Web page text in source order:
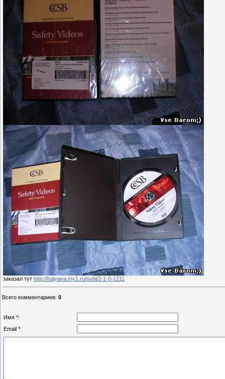
заказал тут http://halyava.my1.ru/publ/2-1-0-1211
Всего комментариев: 0
Имя *:
Email *: